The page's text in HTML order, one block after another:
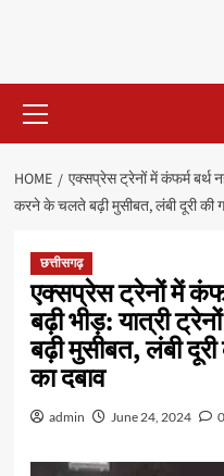
Menu
HOME
एक्सप्रेस ट्रेनों में कंफर्म बर्थ
करने के चलते बढ़ी मुसीबत, लंबी दूरी की
छत्तीसगढ़
एक्सप्रेस ट्रेनों में
बढ़ी भीड़: यात्री
बढ़ी मुसीबत, लंबी दूरी
का दबाव
admin June 24, 2024 0